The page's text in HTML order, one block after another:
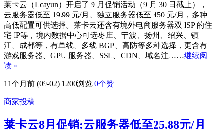
莱卡云（Lcayun）开启了 9 月促销活动（9 月 30 日截止），
云服务器低至 19.99 元/月、独立服务器低至 450 元/月，多种
高低配置可供选择。莱卡云还含有境外电商服务器双 ISP 的住
宅 IP等，境内数据中心可选枣庄、宁波、扬州、绍兴、镇
江、成都等，有单线、多线 BGP、高防等多种选择，更含有
游戏服务器、GPU 服务器、SSL、CDN、域名注……继续阅
读 »
11个月前 (09-02) 1200浏览 0个赞
商家投稿
莱卡云8月促销:云服务器低至25.88元/月